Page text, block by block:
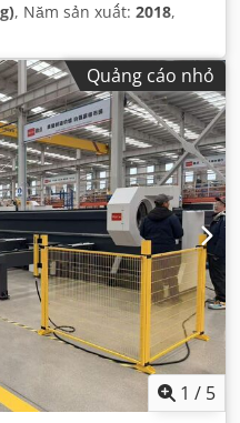
, Năm sản xuất: 2018,
Quảng cáo nhỏ
1 / 5